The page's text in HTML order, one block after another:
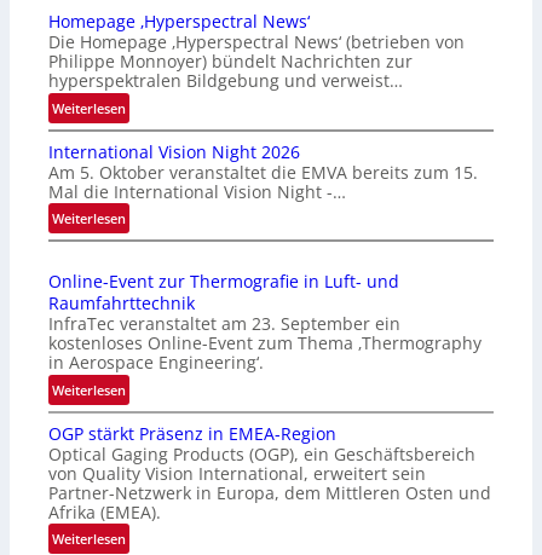
Homepage ‚Hyperspectral News‘
Die Homepage ‚Hyperspectral News‘ (betrieben von
Philippe Monnoyer) bündelt Nachrichten zur
hyperspektralen Bildgebung und verweist…
Weiterlesen:
H
o
m
e
p
a
e
‚
H
y
p
e
r
s
p
e
c
t
International Vision Night 2026
Am 5. Oktober veranstaltet die EMVA bereits zum 15.
Mal die International Vision Night -…
Weiterlesen:
I
t
e
r
n
a
t
o
n
a
l
V
Online-Event zur Thermografie in Luft- und
Raumfahrttechnik
InfraTec veranstaltet am 23. September ein
kostenloses Online-Event zum Thema ‚Thermography
in Aerospace Engineering‘.
Weiterlesen:
O
n
l
i
n
e
-
OGP stärkt Präsenz in EMEA-Region
Optical Gaging Products (OGP), ein Geschäftsbereich
von Quality Vision International, erweitert sein
Partner-Netzwerk in Europa, dem Mittleren Osten und
Afrika (EMEA).
Weiterlesen: